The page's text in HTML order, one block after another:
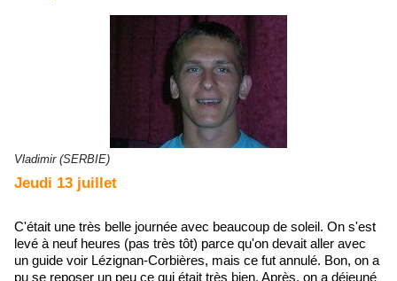
Vladimir (SERBIE)
Jeudi 13 juillet
C'était une très belle journée avec beaucoup de soleil. On s'est
levé à neuf heures (pas très tôt) parce qu'on devait aller avec
un guide voir Lézignan-Corbières, mais ce fut annulé. Bon, on a
pu se reposer un peu ce qui était très bien. Après, on a déjeuné